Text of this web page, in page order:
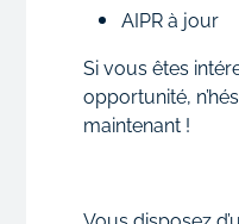
AIPR à jour
Si vous êtes
opportunité,
maintenant !